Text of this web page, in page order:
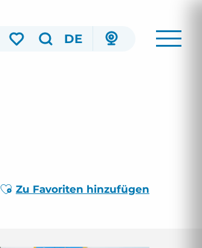
DE
Ajouter aux favoris
Zu Favoriten hinzufügen